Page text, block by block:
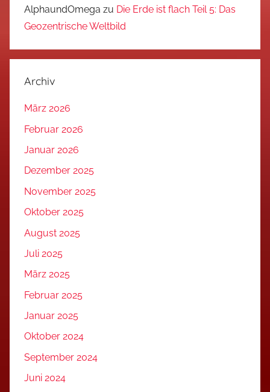
AlphaundOmega zu Die Erde ist flach Teil 5: Das
Geozentrische Weltbild
Archiv
März 2026
Februar 2026
Januar 2026
Dezember 2025
November 2025
Oktober 2025
August 2025
Juli 2025
März 2025
Februar 2025
Januar 2025
Oktober 2024
September 2024
Juni 2024